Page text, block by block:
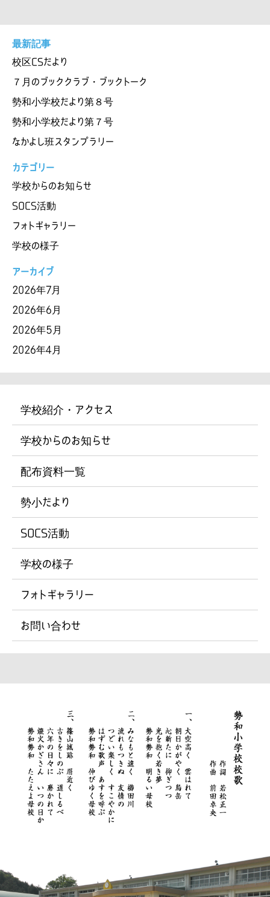
最新記事
校区CSだより
７月のブッククラブ・ブックトーク
勢和小学校だより第８号
勢和小学校だより第７号
なかよし班スタンプラリー
カテゴリー
学校からのお知らせ
SOCS活動
フォトギャラリー
学校の様子
アーカイブ
2026年7月
2026年6月
2026年5月
2026年4月
学校紹介・アクセス
学校からのお知らせ
配布資料一覧
勢小だより
SOCS活動
学校の様子
フォトギャラリー
お問い合わせ